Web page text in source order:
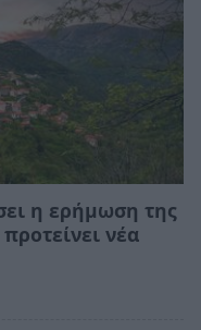
η ερήμωση της
νέα